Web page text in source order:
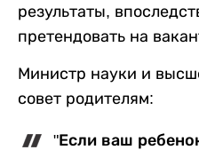
результаты,
претендовать на
Министр науки и
совет родителям:
"Если ваш